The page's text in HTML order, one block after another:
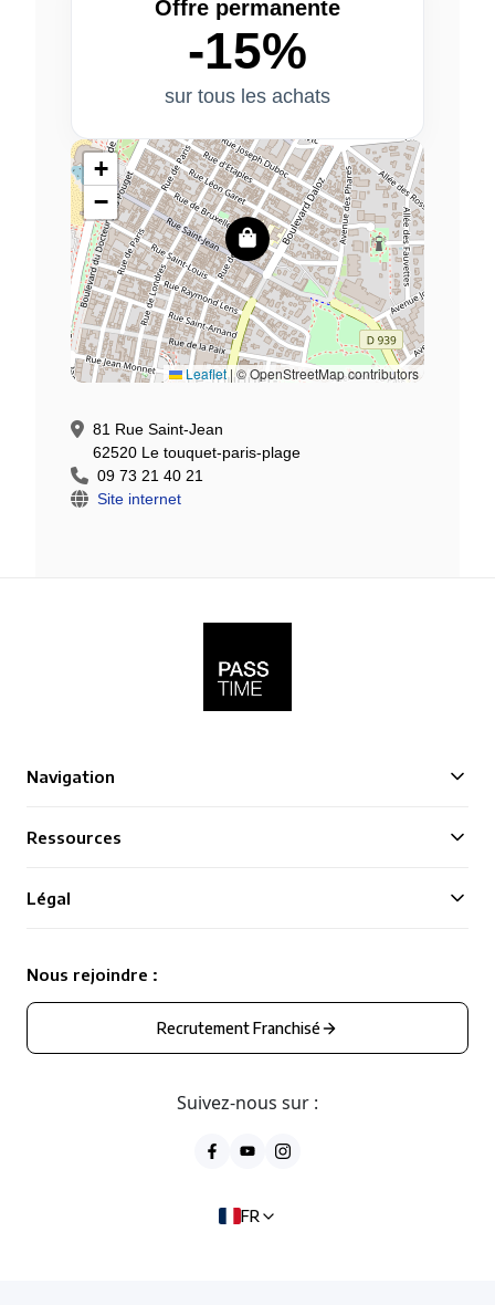
Offre permanente
-15%
sur tous les achats
+
−
Leaflet |© OpenStreetMap contributors
81 Rue Saint-Jean
62520 Le touquet-paris-plage
09 73 21 40 21
Site internet
Navigation
Ressources
Légal
Nous rejoindre :
Recrutement Franchisé
Suivez-nous sur :
FR